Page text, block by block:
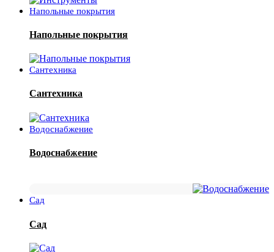
Напольные покрытия
Напольные покрытия
Сантехника
Сантехника
Водоснабжение
Водоснабжение
Сад
Сад